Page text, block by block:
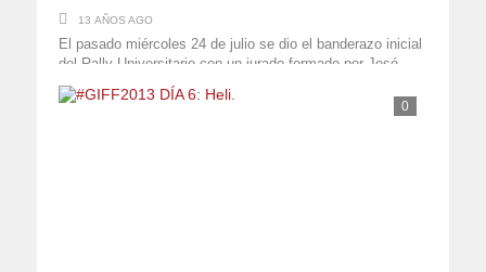
13 AÑOS AGO
El pasado miércoles 24 de julio se dio el banderazo inicial
del Rally Universitario con un jurado formado por José
Gabriel Ortíz Romero, embajador de ...
0